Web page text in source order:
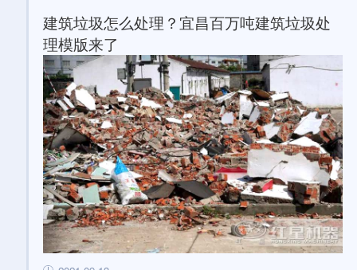
建筑垃圾怎么处理？宜昌百万吨建筑垃圾处
理模版来了